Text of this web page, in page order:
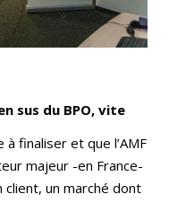
sus du BPO, vite
finaliser et que l’AMF
majeur -en France-
client, un marché dont